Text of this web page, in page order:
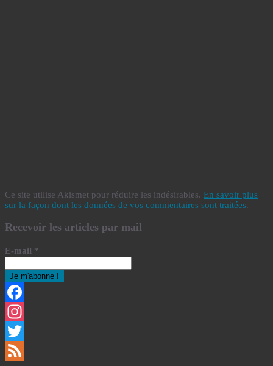
Ce site utilise Akismet pour réduire les indésirables. En savoir plus
sur la façon dont les données de vos commentaires sont traitées.
Recevoir les articles par mail
E-mail *
Facebook
Instagram
Twitter